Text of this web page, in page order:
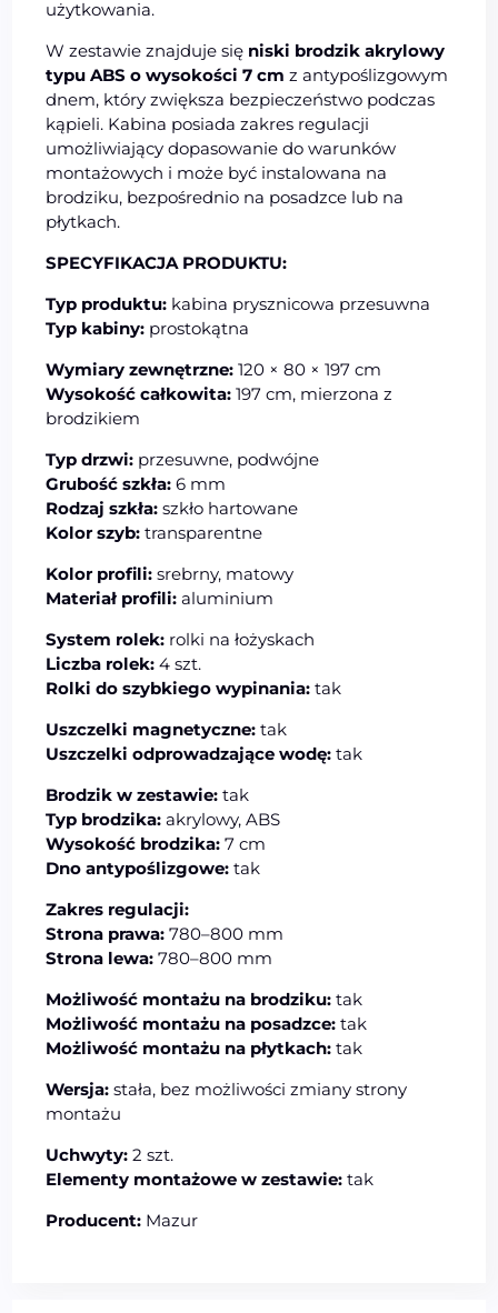
użytkowania.
W zestawie znajduje się niski brodzik akrylowy
typu ABS o wysokości 7 cm z antypoślizgowym
dnem, który zwiększa bezpieczeństwo podczas
kąpieli. Kabina posiada zakres regulacji
umożliwiający dopasowanie do warunków
montażowych i może być instalowana na
brodziku, bezpośrednio na posadzce lub na
płytkach.
SPECYFIKACJA PRODUKTU:
Typ produktu: kabina prysznicowa przesuwna
Typ kabiny: prostokątna
Wymiary zewnętrzne: 120 × 80 × 197 cm
Wysokość całkowita: 197 cm, mierzona z
brodzikiem
Typ drzwi: przesuwne, podwójne
Grubość szkła: 6 mm
Rodzaj szkła: szkło hartowane
Kolor szyb: transparentne
Kolor profili: srebrny, matowy
Materiał profili: aluminium
System rolek: rolki na łożyskach
Liczba rolek: 4 szt.
Rolki do szybkiego wypinania: tak
Uszczelki magnetyczne: tak
Uszczelki odprowadzające wodę: tak
Brodzik w zestawie: tak
Typ brodzika: akrylowy, ABS
Wysokość brodzika: 7 cm
Dno antypoślizgowe: tak
Zakres regulacji:
Strona prawa: 780–800 mm
Strona lewa: 780–800 mm
Możliwość montażu na brodziku:tak
Możliwość montażu na posadzce:tak
Możliwość montażu na płytkach: tak
Wersja: stała, bez możliwości zmiany strony
montażu
Uchwyty: 2 szt.
Elementy montażowe w zestawie: tak
Producent: Mazur